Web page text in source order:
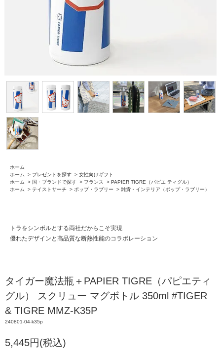
ホーム
ホーム
> プレゼントを探す > 女性向けギフト
ホーム
> 国・ブランドで探す > フランス > PAPIER TIGRE（パピエ ティグル）
ホーム
> テイストサーチ > ポップ・ラブリー > 雑貨・インテリア（ポップ・ラブリー）
トラをシンボルとする両社だからこそ実現
優れたデザインと高品質な断熱性能のコラボレーション
タイガー魔法瓶＋PAPIER TIGRE（パピエティ
グル） スクリュー マグボトル 350ml #TIGER
& TIGRE MMZ-K35P
240801-04-k35p
5,445円(税込)